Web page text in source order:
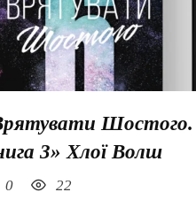
Шостого.
3» Хлої Волш
0 22